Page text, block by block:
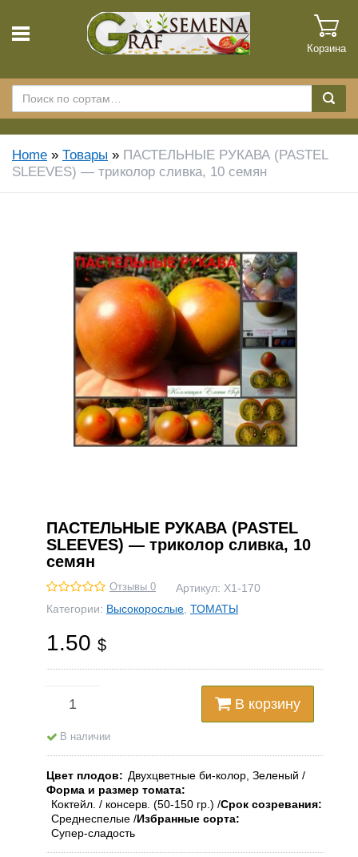
Корзина
Home » Товары » ПАСТЕЛЬНЫЕ РУКАВА (PASTEL
SLEEVES) — триколор сливка, 10 семян
ПАСТЕЛЬНЫЕ РУКАВА (PASTEL
SLEEVES) — триколор сливка, 10
семян
Отзывы 0 Артикул: Х1-170
Категории: Высокорослые ТОМАТЫ
1.50 $
В корзину
В наличии
Цвет плодов
Двухцветные би-колор, Зеленый
Форма и размер томата
Коктейл. / консерв. (50-150 гр.) Срок созревания
Среднеспелые Избранные сорта
Супер-сладость